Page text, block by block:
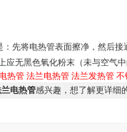
先将电热管表面擦净，然后
应无黑色氧化粉末（未与空气
热管 法兰电热管 法兰发热管 不
电热管感兴趣，想了解更详细